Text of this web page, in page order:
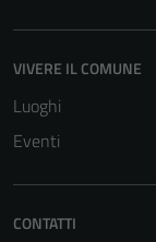
VIVERE IL COMUNE
Luoghi
Eventi
CONTATTI